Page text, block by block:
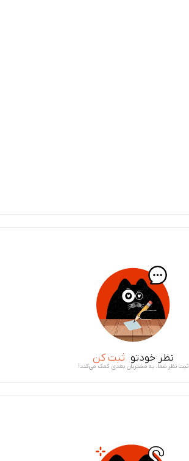
نظر خودتو ثبت کن
ثبت نظر شما، به مشتریان بعدی کمک می‌کند!